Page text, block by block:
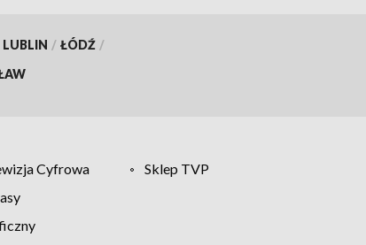
LUBLIN / ŁÓDŹ /
Cyfrowa
Sklep TVP